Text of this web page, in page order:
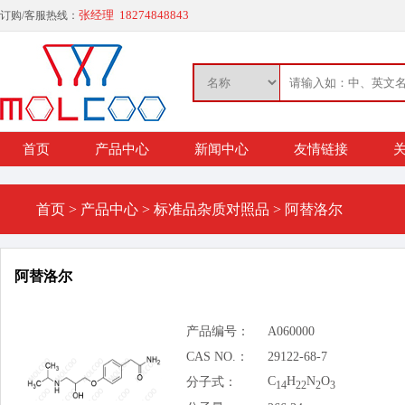
订购/客服热线： 张经理 18274848843
首页 产品中心 新闻中心 友情链接
首页 > 产品中心 > 标准品杂质对照品 > 阿替洛尔
阿替洛尔
产品编号：
A060000
CAS NO.：
29122-68-7
分子式：
C14H22N2O3